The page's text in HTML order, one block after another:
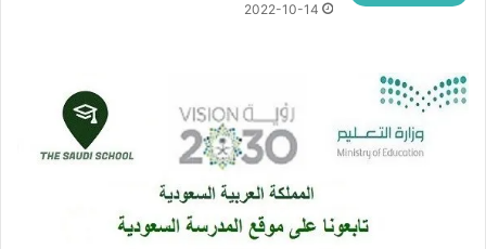
2022-10-14